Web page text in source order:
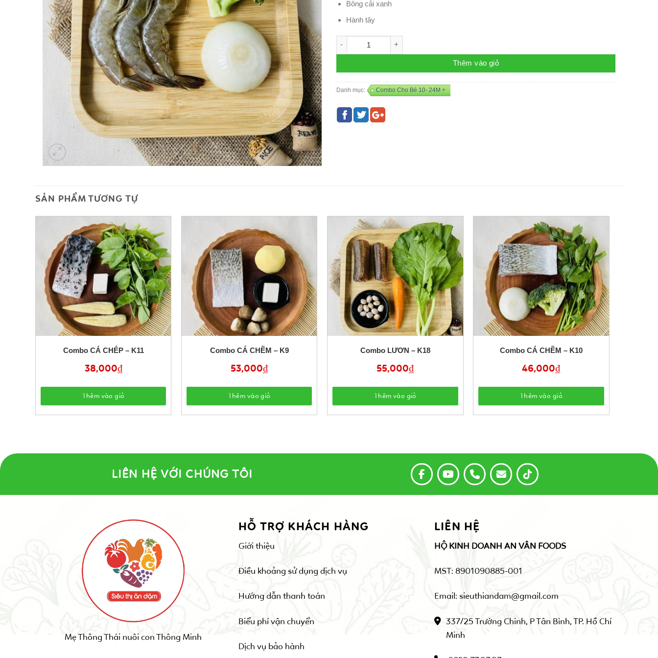
Bông cải xanh
Hành tây
Thêm vào giỏ
Danh mục: Combo Cho Bé 10- 24M +
SẢN PHẨM TƯƠNG TỰ
Combo CÁ CHÉP – K11
38,000₫
Thêm vào giỏ
Combo CÁ CHẼM – K9
53,000₫
Thêm vào giỏ
Combo LƯƠN – K18
55,000₫
Thêm vào giỏ
Combo CÁ CHẼM – K10
46,000₫
Thêm vào giỏ
LIÊN HỆ VỚI CHÚNG TÔI
Mẹ Thông Thái nuôi con Thông Minh
HỖ TRỢ KHÁCH HÀNG
Giới thiệu
Điều khoảng sử dụng dịch vụ
Hướng dẫn thanh toán
Biểu phí vận chuyển
Dịch vụ bảo hành
LIÊN HỆ
HỘ KINH DOANH AN VÂN FOODS
MST: 8901090885-001
Email: sieuthiandam@gmail.com
337/25 Trường Chinh, P Tân Bình, TP. Hồ Chí
Minh